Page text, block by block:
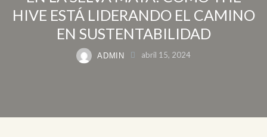
HIVE ESTÁ LIDERANDO EL CAMINO
EN SUSTENTABILIDAD
ADMIN abril 15, 2024